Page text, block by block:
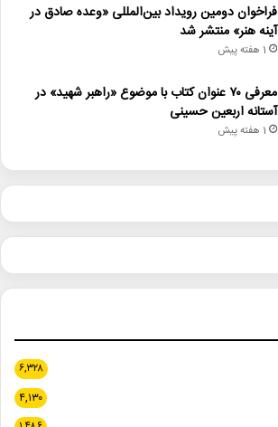
فراخوان دومین رویداد بین‌المللی «وعده صادق در
آینه هنر» منتشر شد
1 هفته پیش
معرفی ۷۰ عنوان کتاب با موضوع «راهبر شهید» در
آستانه اربعین حسینی
1 هفته پیش
۶,۳۲۸
۴,۱۳۰